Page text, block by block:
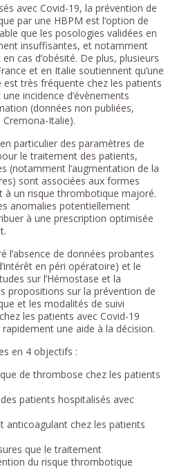
avec Covid-19, la prévention de
par une HBPM est l’option de
que les posologies validées en
insuffisantes, et notamment
cas d’obésité. De plus, plusieurs
et en Italie soutiennent qu’une
très fréquente chez les patients
incidence d’évènements
(données non publiées,
Italie).
particulier des paramètres de
le traitement des patients,
(notamment l’augmentation de la
sont associées aux formes
à un risque thrombotique majoré.
anomalies potentiellement
à une prescription optimisée
l’absence de données probantes
en péri opératoire) et le
sur l’Hémostase et la
propositions sur la prévention de
et les modalités de suivi
les patients avec Covid-19
une aide à la décision.
en 4 objectifs :
de thrombose chez les patients
patients hospitalisés avec
chez les patients
que le traitement
du risque thrombotique